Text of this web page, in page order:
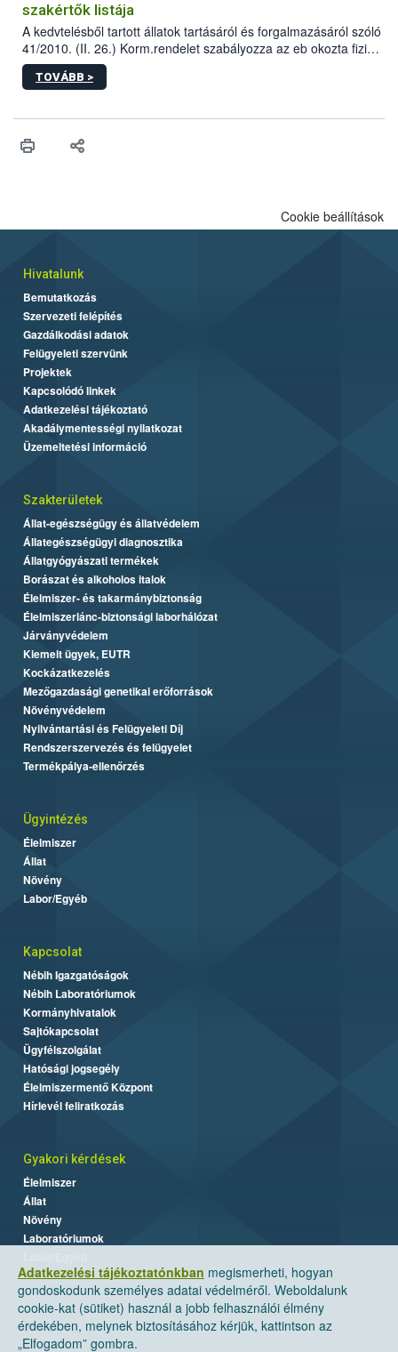
szakértők listája
A kedvtelésből tartott állatok tartásáról és forgalmazásáról szóló
41/2010. (II. 26.) Korm.rendelet szabályozza az eb okozta fizikai
sérülés, illetve ennek veszélye keletkezésekor felmerülő
hatósági feladatokat, valamint a veszélyes eb tartását és annak
vonni az ebek viselkedésének megítélésében jártas szakértőt.
TOVÁBB >
Adatkezelési tájékoztatónkban megismerheti, hogyan
gondoskodunk személyes adatai védelméről. Weboldalunk
cookie-kat (sütiket) használ a jobb felhasználói élmény
érdekében, melynek biztosításához kérjük, kattintson az
„Elfogadom” gombra.
Cookie beállítások
Hivatalunk
Bemutatkozás
Szervezeti felépítés
Gazdálkodási adatok
Felügyeleti szervünk
Projektek
Kapcsolódó linkek
Adatkezelési tájékoztató
Akadálymentességi nyilatkozat
Üzemeltetési információ
Szakterületek
Állat-egészségügy és állatvédelem
Állategészségügyi diagnosztika
Állatgyógyászati termékek
Borászat és alkoholos italok
Élelmiszer- és takarmánybiztonság
Élelmiszerlánc-biztonsági laborhálózat
Járványvédelem
Kiemelt ügyek, EUTR
Kockázatkezelés
Mezőgazdasági genetikai erőforrások
Növényvédelem
Nyilvántartási és Felügyeleti Díj
Rendszerszervezés és felügyelet
Termékpálya-ellenőrzés
Ügyintézés
Élelmiszer
Állat
Növény
Labor/Egyéb
Kapcsolat
Nébih Igazgatóságok
Nébih Laboratóriumok
Kormányhivatalok
Sajtókapcsolat
Ügyfélszolgálat
Hatósági jogsegély
Élelmiszermentő Központ
Hírlevél feliratkozás
Gyakori kérdések
Élelmiszer
Állat
Növény
Laboratóriumok